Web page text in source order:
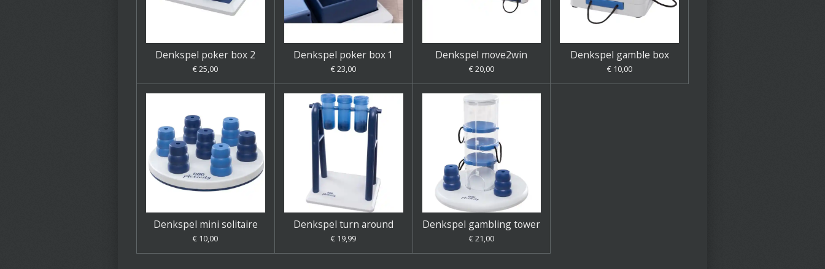
Denkspel poker box 2
€ 25,00
Denkspel poker box 1
€ 23,00
Denkspel move2win
€ 20,00
Denkspel gamble box
€ 10,00
Denkspel mini solitaire
€ 10,00
Denkspel turn around
€ 19,99
Denkspel gambling tower
€ 21,00